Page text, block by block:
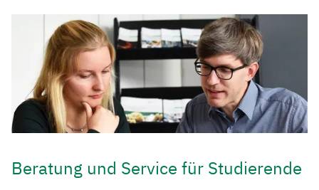
Beratung und Service für Studierende